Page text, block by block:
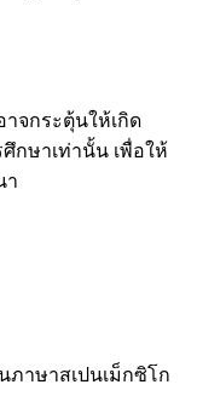
จกระตุ้นให้เกิด
กษาเท่านั้น เพื่อให้
า
ภาษาสเปนเม็กซิโก